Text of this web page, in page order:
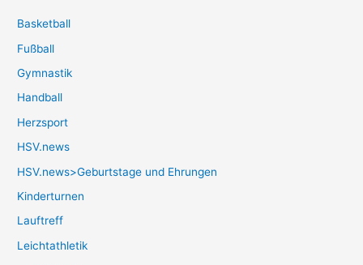
Basketball
Fußball
Gymnastik
Handball
Herzsport
HSV.news
HSV.news>Geburtstage und Ehrungen
Kinderturnen
Lauftreff
Leichtathletik